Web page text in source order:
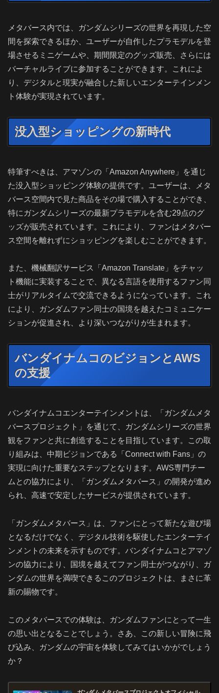
メタバース内では、ガンダムシリーズの世界を再現した空
間を探索できるほか、ユーザーが自作したプラモデルを登
場させるミニゲームや、期間限定のグッズ販売、さらには
バーチャルライブに参加することができます。これによ
り、デジタルと現実が融合した新しいエンターテインメン
ト体験が実現されています。
没入型ショッピングの新時代
特筆すべきは、アマゾンの「Amazon Anywhere」を通じ
た没入型ショッピング体験の提供です。ユーザーは、メタ
バース空間内で見た商品をその場で購入することができ、
特にガンダムシリーズの最新プラモデルを含む29点のグ
ッズが販売されています。これにより、ファンはメタバー
ス空間を離れずにショッピングを楽しむことができます。
また、機械翻訳サービス「Amazon Translate」をチャッ
ト機能に実装することで、異なる言語を使用するファン同
士がリアルタイムで交流できるようになっています。これ
により、ガンダムファン同士の国境を越えたコミュニケー
ションが促進され、より深いつながりが生まれます。
バンダイナムコのビジョンとAWS
の支援
バンダイナムコエンターテインメントは、「ガンダムメタ
バースプロジェクト」を通じて、ガンダムシリーズの世界
観をファンと共に創造することを目指しています。この取
り組みは、中期ビジョンである「Connect with Fans」の
実現に向けた重要なステップとなります。AWS専門チー
ムとの協力により、「ガンダムメタバース」の開発が進め
られ、高速で安定したサービスが提供されています。
「ガンダムメタバース」は、ファンにとって新たな遊び場
となるだけでなく、デジタル技術を駆使したエンターテイ
ンメントの未来を示すものです。バンダイナムコとアマゾ
ンの協力により、国境を越えてファン同士がつながり、ガ
ンダムの世界を満喫できるこのプロジェクトは、まさに革
新の賜物です。
このメタバースでの体験は、ガンダムファンにとって一生
の思い出となることでしょう。さあ、この新しい冒険に飛
び込み、ガンダムの宇宙を体験してみてはいかがでしょう
か？